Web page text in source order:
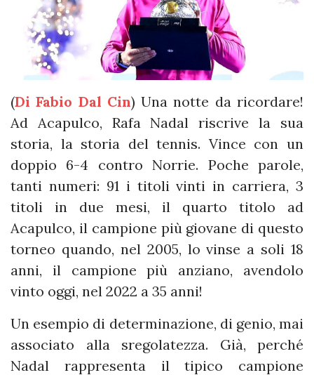
(Di Fabio Dal Cin) Una notte da ricordare!
Ad Acapulco, Rafa Nadal riscrive la sua
storia, la storia del tennis. Vince con un
doppio 6-4 contro Norrie. Poche parole,
tanti numeri: 91 i titoli vinti in carriera, 3
titoli in due mesi, il quarto titolo ad
Acapulco, il campione più giovane di questo
torneo quando, nel 2005, lo vinse a soli 18
anni, il campione più anziano, avendolo
vinto oggi, nel 2022 a 35 anni!
Un esempio di determinazione, di genio, mai
associato alla sregolatezza. Già, perché
Nadal rappresenta il tipico campione